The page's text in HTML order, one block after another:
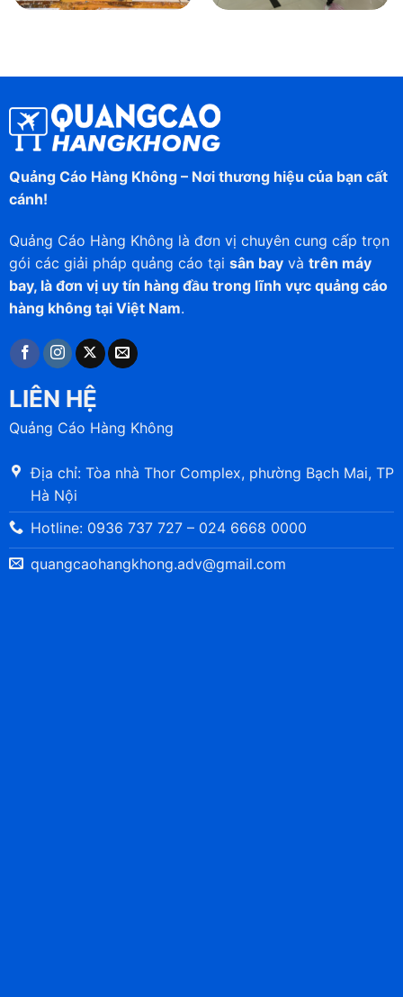
Quảng Cáo Hàng Không – Nơi thương hiệu của bạn cất
cánh!
Quảng Cáo Hàng Không là đơn vị chuyên cung cấp trọn
gói các giải pháp quảng cáo tại sân bayvà trên máy
bay, là đơn vị uy tín hàng đầu trong lĩnh vực quảng cáo
hàng không tại Việt Nam.
LIÊN HỆ
Quảng Cáo Hàng Không
Địa chỉ: Tòa nhà Thor Complex, phường Bạch Mai, TP
Hà Nội
Hotline: 0936 737 727 – 024 6668 0000
quangcaohangkhong.adv@gmail.com